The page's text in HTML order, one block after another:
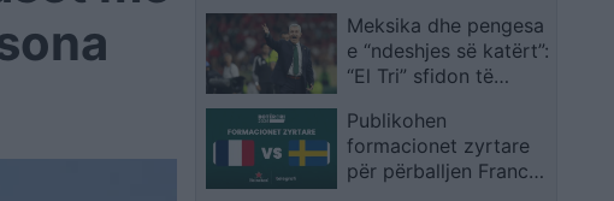
Meksika dhe pengesa
e “ndeshjes së katërt”:
“El Tri” sfidon të
Botës 2026 me Javier
Aguirre
Publikohen
formacionet zyrtare
për përballjen Francë